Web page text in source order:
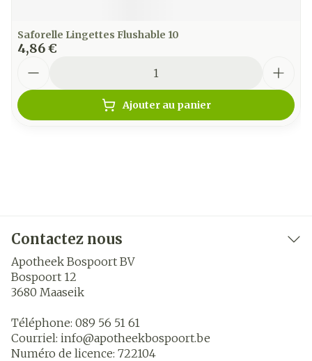
Saforelle Lingettes Flushable 10
4,86 €
Ajouter au panier
Contactez nous
Apotheek Bospoort BV
Bospoort 12
3680 Maaseik
Téléphone: 089 56 51 61
Courriel: info@apotheekbospoort.be
Numéro de licence: 722104